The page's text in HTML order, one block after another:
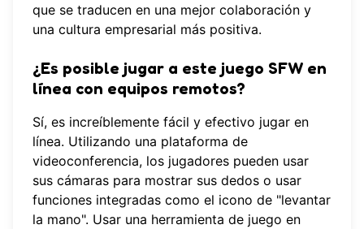
que se traducen en una mejor colaboración y
una cultura empresarial más positiva.
¿Es posible jugar a este juego SFW en
línea con equipos remotos?
Sí, es increíblemente fácil y efectivo jugar en
línea. Utilizando una plataforma de
videoconferencia, los jugadores pueden usar
sus cámaras para mostrar sus dedos o usar
funciones integradas como el icono de "levantar
la mano". Usar una herramienta de juego en